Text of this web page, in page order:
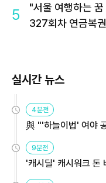
5
"서울 여행하는
327회차 연금복
실시간 뉴스
4분전
與 "'하늘이법' 여야
9분전
'캐시딜' 캐시워크 돈